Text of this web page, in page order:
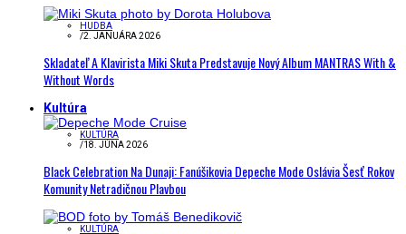
HUDBA
/2. JANUÁRA 2026
Skladateľ A Klavirista Miki Skuta Predstavuje Nový Album MANTRAS With &
Without Words
Kultúra
KULTÚRA
/18. JÚNA 2026
Black Celebration Na Dunaji: Fanúšikovia Depeche Mode Oslávia Šesť Rokov
Komunity Netradičnou Plavbou
KULTÚRA